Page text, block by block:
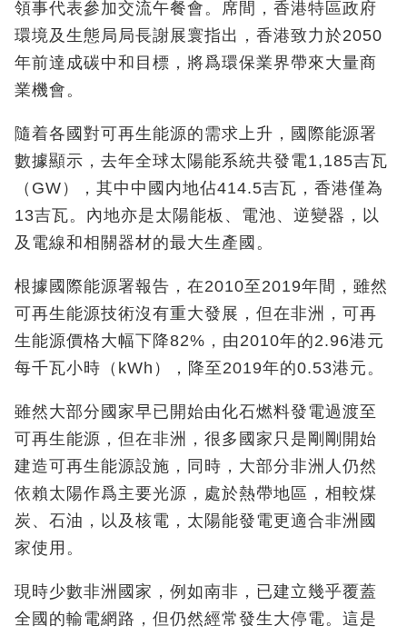
領事代表參加交流午餐會。席間，香港特區政府
環境及生態局局長謝展寰指出，香港致力於2050
年前達成碳中和目標，將爲環保業界帶來大量商
業機會。
隨着各國對可再生能源的需求上升，國際能源署
數據顯示，去年全球太陽能系統共發電1,185吉瓦
（GW），其中中國内地佔414.5吉瓦，香港僅為
13吉瓦。內地亦是太陽能板、電池、逆變器，以
及電線和相關器材的最大生產國。
根據國際能源署報告，在2010至2019年間，雖然
可再生能源技術沒有重大發展，但在非洲，可再
生能源價格大幅下降82%，由2010年的2.96港元
每千瓦小時（kWh），降至2019年的0.53港元。
雖然大部分國家早已開始由化石燃料發電過渡至
可再生能源，但在非洲，很多國家只是剛剛開始
建造可再生能源設施，同時，大部分非洲人仍然
依賴太陽作爲主要光源，處於熱帶地區，相較煤
炭、石油，以及核電，太陽能發電更適合非洲國
家使用。
現時少數非洲國家，例如南非，已建立幾乎覆蓋
全國的輸電網路，但仍然經常發生大停電。這是